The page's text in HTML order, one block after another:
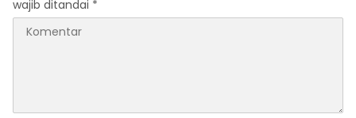
wajib ditandai *